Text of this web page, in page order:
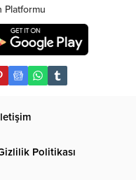
Platformu
Politikası